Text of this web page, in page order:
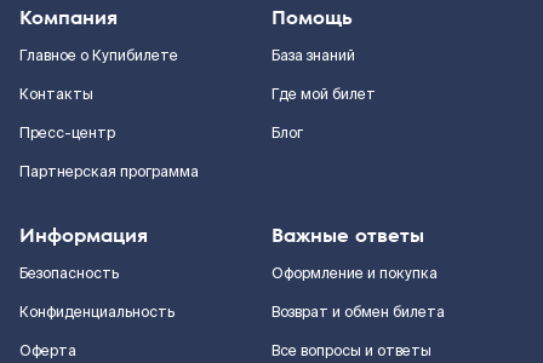
Компания
Главное о Купибилете
Контакты
Пресс-центр
Партнерская программа
Помощь
База знаний
Где мой билет
Блог
Информация
Безопасность
Конфиденциальность
Оферта
Важные ответы
Оформление и покупка
Возврат и обмен билета
Все вопросы и ответы